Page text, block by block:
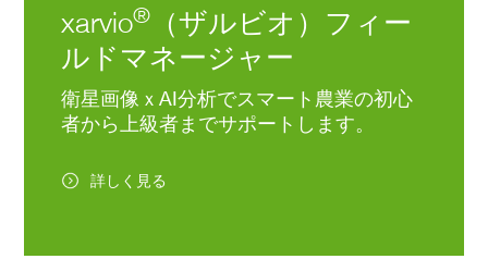
xarvio®
（ザルビオ）フィー
ルドマネージャー
衛星画像ｘAI分析でスマート農業の初心
者から上級者までサポートします。
詳しく見る